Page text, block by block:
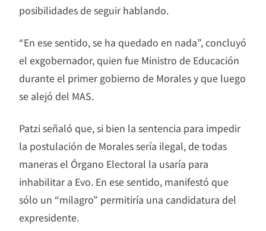
posibilidades de seguir hablando.
“En ese sentido, se ha quedado en nada”, concluyó
el exgobernador, quien fue Ministro de Educación
durante el primer gobierno de Morales y que luego
se alejó del MAS.
Patzi señaló que, si bien la sentencia para impedir
la postulación de Morales sería ilegal, de todas
maneras el Órgano Electoral la usaría para
inhabilitar a Evo. En ese sentido, manifestó que
sólo un “milagro” permitiría una candidatura del
expresidente.